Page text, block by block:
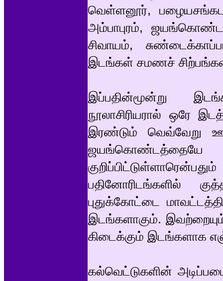
வெள்ளனூர்,
அம்பாபுரம்,
சிவாயம்,
இடங்கள் சமணச்
இப்பதின்மூன்று
நூலாசிரியரால் ஒரே
இரண்டும் வெவ்வேறு
ஜயங்கொண்டத்தையே
பதினோரிடங்களில்
புதுக்கோட்டை
இடங்களாகும்.
கிடைக்கும் இடங்களாக
கல்வெட்டுகளின்